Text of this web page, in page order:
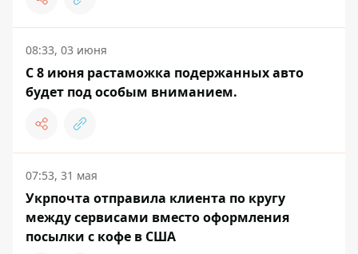
08:33, 03 июня
С 8 июня растаможка подержанных авто
будет под особым вниманием.
07:53, 31 мая
Укрпочта отправила клиента по кругу
между сервисами вместо оформления
посылки с кофе в США